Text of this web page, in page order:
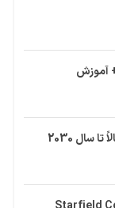
آموزش
Hideo Kojima: بازی Physint احتمالاً تا سال 2030